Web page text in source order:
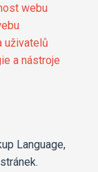
webu
uživatelů
a nástroje
Language,